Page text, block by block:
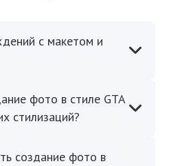
с макетом и
фото в стиле GTA
стилизаций?
создание фото в